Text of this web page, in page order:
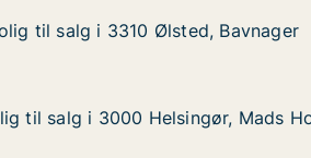
i 3310 Ølsted, Bavnager
til salg i 3310 Ølsted, Bavnager
til salg i 3310 Ølsted, Bavnager
Holms Vej
Helsingør, Mads Holms Vej
til salg i 3000 Helsingør, Mads
til salg i 3000 Helsingør, Mads